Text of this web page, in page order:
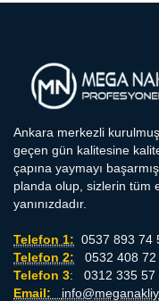
Ankara merkezli
geçen gün kalitesine
çapına yaymayı
planda olup, sizlerin tüm
yanınızdadır.
Telefon 1: 0537 893 74
Telefon 2: 0532 408 72
Telefon 3: 0312 335 57
Email: